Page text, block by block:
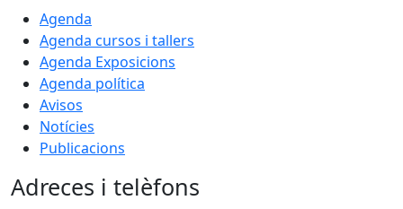
Agenda
Agenda cursos i tallers
Agenda Exposicions
Agenda política
Avisos
Notícies
Publicacions
Adreces i telèfons